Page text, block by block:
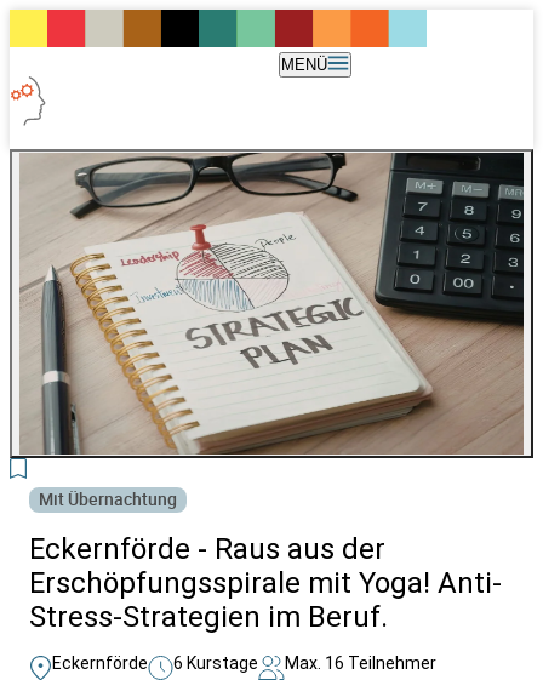
MENÜ
Mit Übernachtung
Eckernförde - Raus aus der
Erschöpfungsspirale mit Yoga! Anti-
Stress-Strategien im Beruf.
Eckernförde 6 Kurstage Max. 16 Teilnehmer